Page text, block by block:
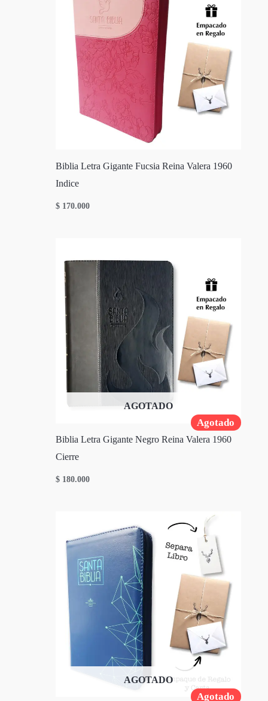
Biblia Letra Gigante Fucsia Reina Valera 1960
Indice
$ 170.000
Agotado
AGOTADO
Biblia Letra Gigante Negro Reina Valera 1960
Cierre
$ 180.000
Agotado
AGOTADO